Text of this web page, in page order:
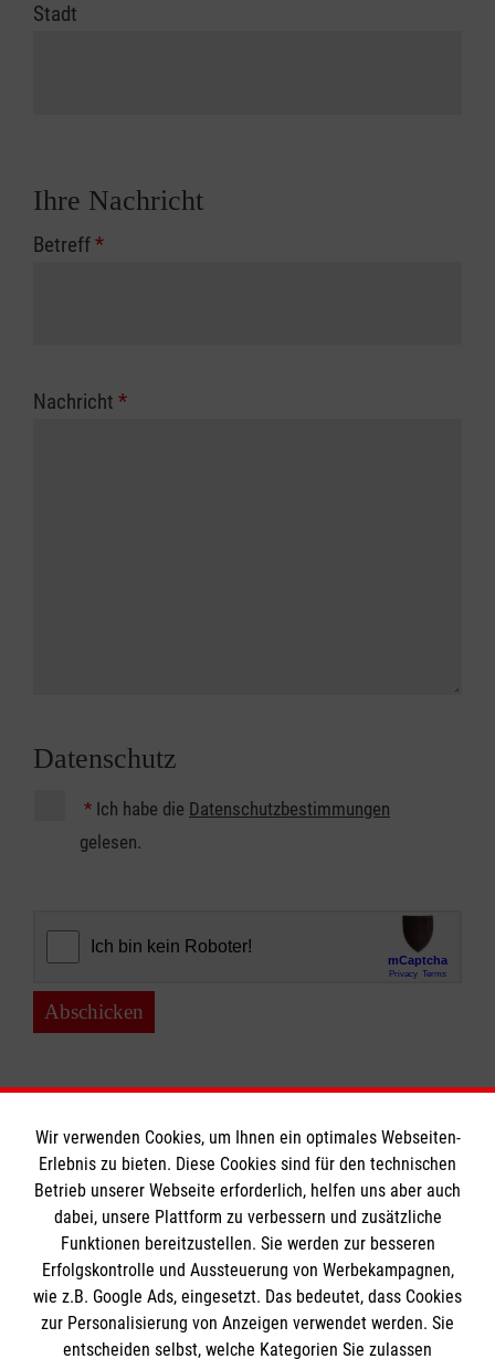
Stadt
Ihre Nachricht
Betreff*
Nachricht *
Datenschutz
* Ich habe die Datenschutzbestimmungen
gelesen.
Abschicken
Informationen
Impressum
Datenschutz
Barrierefreiheit
Die Malteser
Wir verwenden Cookies, um Ihnen ein optimales Webseiten-
Erlebnis zu bieten. Diese Cookies sind für den technischen
Betrieb unserer Webseite erforderlich, helfen uns aber auch
dabei, unsere Plattform zu verbessern und zusätzliche
Funktionen bereitzustellen. Sie werden zur besseren
Erfolgskontrolle und Aussteuerung von Werbekampagnen,
wie z.B. Google Ads, eingesetzt. Das bedeutet, dass Cookies
zur Personalisierung von Anzeigen verwendet werden. Sie
entscheiden selbst, welche Kategorien Sie zulassen